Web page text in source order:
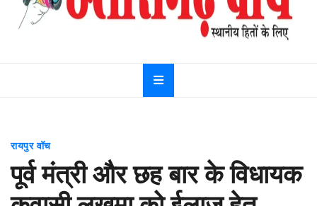
Dainik
Chhattisgarh
watch
रायपुर वॉच
पूर्व मंत्री और छह बार के विधायक